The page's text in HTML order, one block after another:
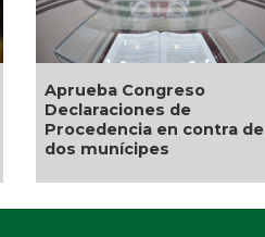
Aprueba Congreso
Declaraciones de
Procedencia en contra de
dos munícipes